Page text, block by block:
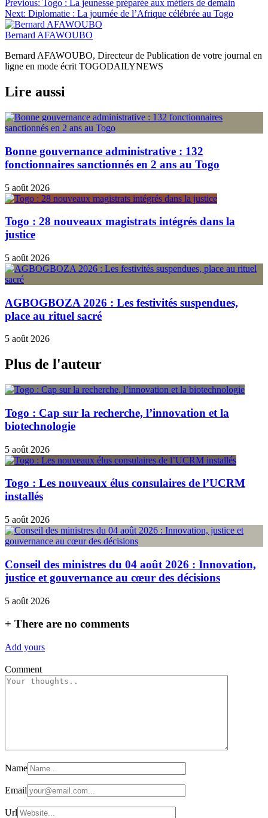
Navigation
de
l’article
Previous: Togo : La jeunesse préparée aux métiers de demain
Next: Diplomatie : La journée de l’Afrique célébrée au Togo
Bernard AFAWOUBO
Bernard AFAWOUBO, Directeur de Publication de votre journal en
ligne en mode écrit TOGODAILYNEWS
Lire aussi
Bonne gouvernance administrative : 132
fonctionnaires sanctionnés en 2 ans au Togo
5 août 2026
Togo : 28 nouveaux magistrats intégrés dans la
justice
5 août 2026
AGBOGBOZA 2026 : Les festivités suspendues,
place au rituel sacré
5 août 2026
Plus de l'auteur
Togo : Cap sur la recherche, l’innovation et la
biotechnologie
5 août 2026
Togo : Les nouveaux élus consulaires de l’UCRM
installés
5 août 2026
Conseil des ministres du 04 août 2026 : Innovation,
justice et gouvernance au cœur des décisions
5 août 2026
+ There are no comments
Add yours
Comment
Name
Email
Url